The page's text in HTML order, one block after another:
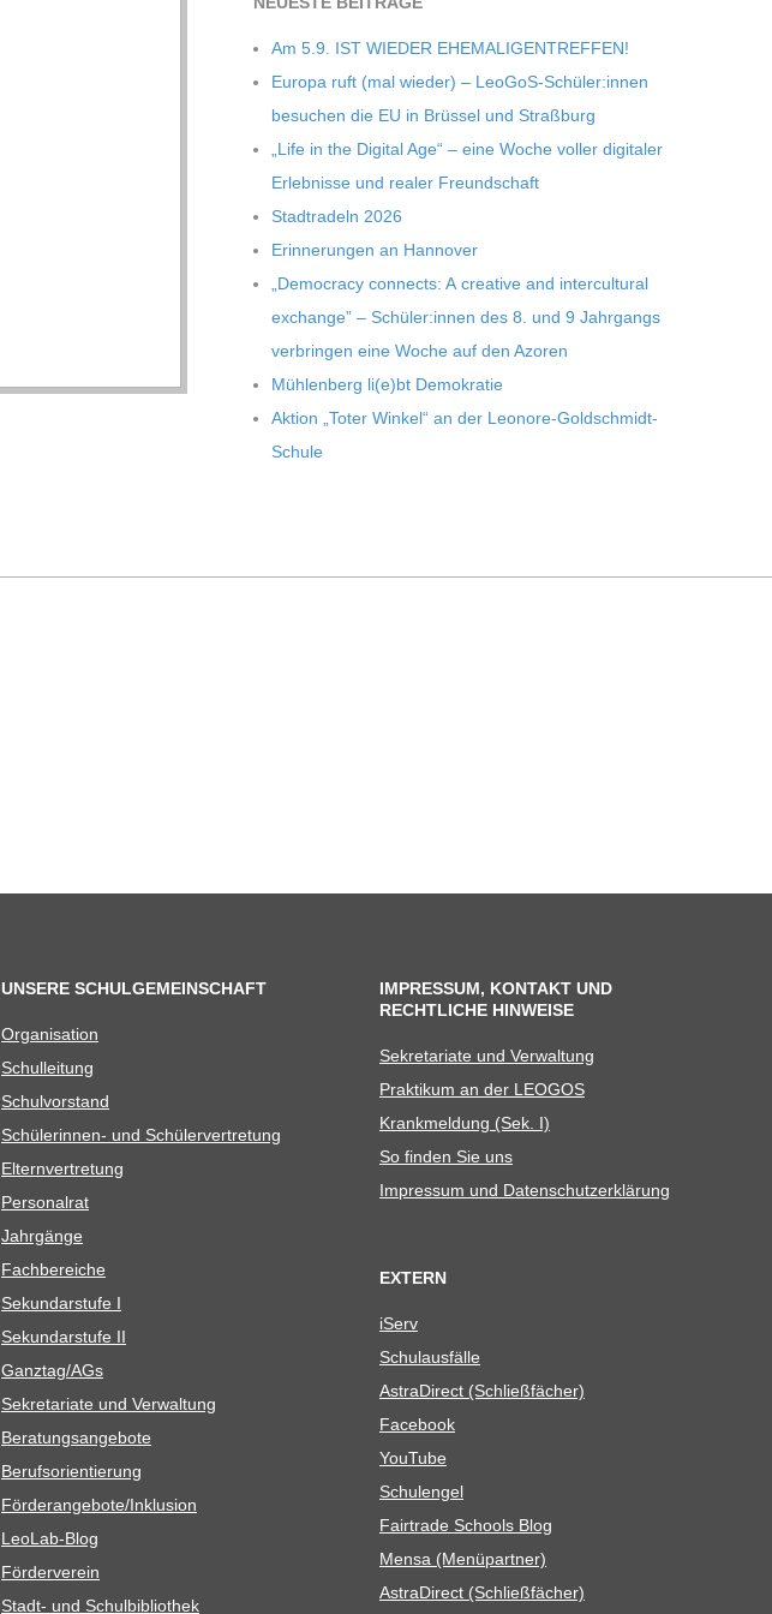
Am 5.9. IST WIEDER EHEMALIGENTREFFEN!
Europa ruft (mal wie­der) – LeoGoS-Schüler:innen
besu­chen die EU in Brüs­sel und Straßburg
„Life in the Digi­tal Age“ – eine Woche vol­ler digi­ta­ler
Erleb­nisse und rea­ler Freundschaft
Stadt­ra­deln 2026
Erin­ne­run­gen an Hannover
„Demo­cracy con­nects: A crea­tive and inter­cul­tu­ral
exch­ange” – Schüler:innen des 8. und 9 Jahr­gangs
ver­brin­gen eine Woche auf den Azoren
Müh­len­berg li(e)bt Demokratie
Aktion „Toter Win­kel“ an der Leonore-Goldschmidt-
Schule
UNSERE SCHULGEMEINSCHAFT
Orga­ni­sa­tion
Schul­lei­tung
Schul­vor­stand
Schü­le­rin­nen- und Schülervertretung
Eltern­ver­tre­tung
Per­so­nal­rat
Jahr­gänge
Fach­be­rei­che
Sekun­dar­stufe I
Sekun­dar­stufe II
Ganztag/​​AGs
Sekre­ta­riate und Verwaltung
Bera­tungs­an­ge­bote
Berufs­ori­en­tie­rung
Förderangebote/​​Inklusion
Leo­Lab-Blog
För­der­ver­ein
Stadt- und Schulbibliothek
IMPRESSUM, KONTAKT UND
RECHTLICHE HINWEISE
Sekre­ta­riate und Verwaltung
Prak­ti­kum an der LEOGOS
Krank­mel­dung (Sek. I)
So fin­den Sie uns
Impres­sum und Datenschutzerklärung
EXTERN
iServ
Schul­aus­fälle
Astra­Di­rect (Schließ­fä­cher)
Face­book
You­Tube
Schul­en­gel
Fair­trade Schools Blog
Mensa (Menü­part­ner)
Astra­Di­rect (Schließ­fä­cher)